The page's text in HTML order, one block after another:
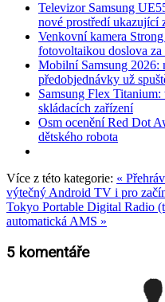
Televizor Samsung
nové prostředí ukazující
Venkovní kamera
fotovoltaikou doslova za
Mobilní Samsung 2026:
předobjednávky už
Samsung Flex
skládacích zařízení
Osm ocenění Red Dot
dětského robota
Více z této kategorie: «
výtečný Android TV i pro
Tokyo Portable Digital Radio
automatická AMS »
5 komentáře